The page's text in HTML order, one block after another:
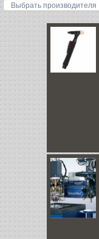
Выбрать производителя